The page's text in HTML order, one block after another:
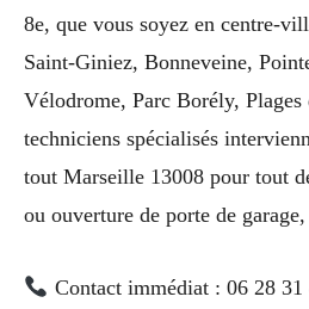
8e, que vous soyez en centre-
Saint-Giniez, Bonneveine,
Vélodrome, Parc Borély, Plages
techniciens spécialisés
tout Marseille 13008 pour tout
ou ouverture de porte de
Contact immédiat : 06 28 31